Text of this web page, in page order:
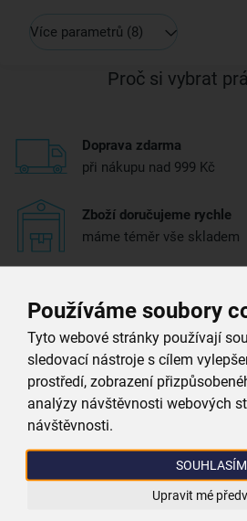
Používáme soubory
Tyto webové stránky používají
sledovací nástroje s cílem
prostředí, zobrazení
analýzy návštěvnosti webových
návštěvnosti.
SOUHLASÍM
Upravit mé
Více parametrů (8)
Proč si vybrat
Doprava zdarma
při nákupu nad 999 Kč
Zboží doručujeme rychle
máme téměr vše skladem
4 000 kvalitních produktů
Jsme vždy poblíž
nejširší síť domácích
Získejte rady, recepty a tipy
ostatní
Přihlaste se k odběru našeho newsletteru.